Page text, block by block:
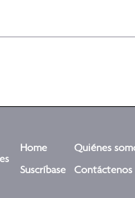
Home
Suscríbase
Quiénes
Contáctenos